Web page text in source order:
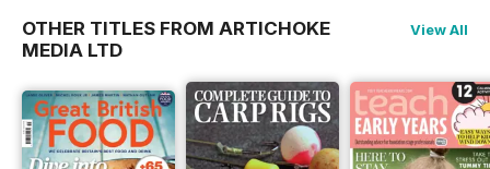
OTHER TITLES FROM ARTICHOKE
MEDIA LTD
View All